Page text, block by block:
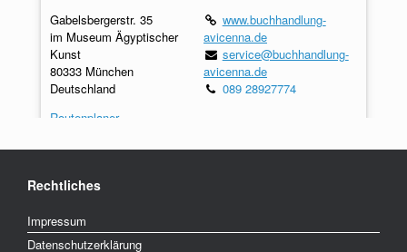
Gabelsbergerstr. 35
im Museum Ägyptischer
Kunst
80333 München
Deutschland
Routenplaner
www.buchhandlung-
avicenna.de
service@buchhandlung-
avicenna.de
089 28927774
20099 Hamburg
Deutschland
n/aktuell/game-masters.html
Rechtliches
Impressum
Datenschutzerklärung